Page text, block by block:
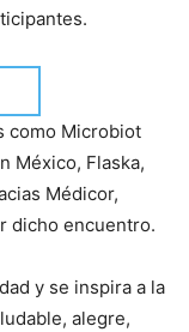
como Microbiot
México, Flaska,
Médicor,
dicho encuentro.
y se inspira a la
alegre,